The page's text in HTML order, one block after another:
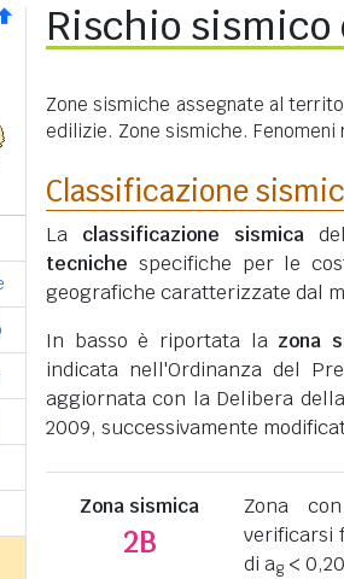
Rischio sismico
Zone sismiche assegnate al
edilizie. Zone sismiche.
Classificazione
La classificazione sismica
tecniche specifiche per le
geografiche caratterizzate dal
In basso è riportata la zona
indicata nell'Ordinanza del
aggiornata con la Delibera
2009, successivamente
Zona sismica
2B
Zona
verificarsi
di ag<